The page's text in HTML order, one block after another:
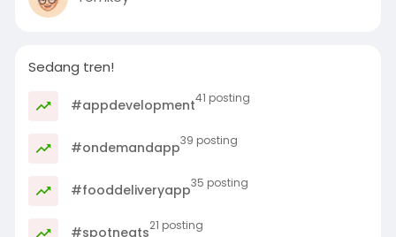
Sedang tren!
#appdevelopment41 posting
#ondemandapp39 posting
#fooddeliveryapp35 posting
#spotneats21 posting